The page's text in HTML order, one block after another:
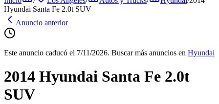
Hyundai Santa Fe 2.0t SUV
Anuncio anterior
Este anuncio caducó el 7/11/2026. Buscar más anuncios en Hyundai
2014 Hyundai Santa Fe 2.0t
SUV